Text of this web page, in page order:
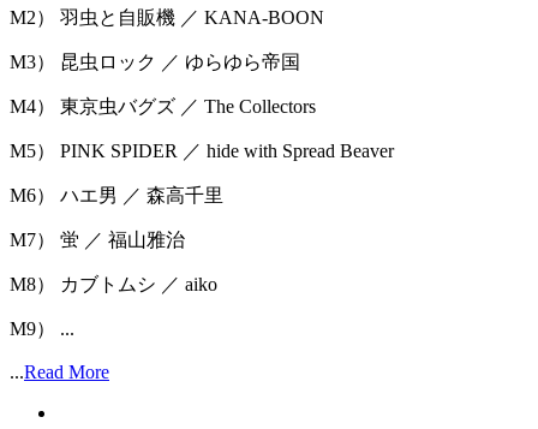
M2） 羽虫と自販機 ／ KANA-BOON
M3） 昆虫ロック ／ ゆらゆら帝国
M4） 東京虫バグズ ／ The Collectors
M5） PINK SPIDER ／ hide with Spread Beaver
M6） ハエ男 ／ 森高千里
M7） 蛍 ／ 福山雅治
M8） カブトムシ ／ aiko
M9） ...
...Read More